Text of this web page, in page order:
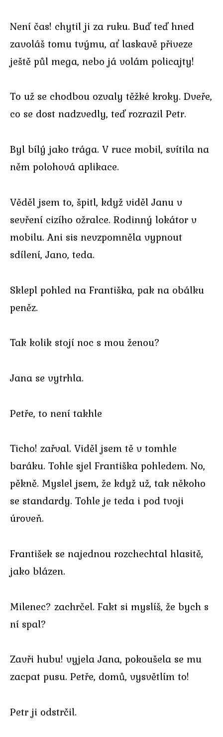
Není čas! chytil ji za ruku. Buď teď hned
zavoláš tomu tvýmu, ať laskavě přiveze
ještě půl mega, nebo já volám policajty!
To už se chodbou ozvaly těžké kroky. Dveře,
co se dost nadzvedly, teď rozrazil Petr.
Byl bílý jako trága. V ruce mobil, svítila na
něm polohová aplikace.
Věděl jsem to, špitl, když viděl Janu v
sevření cizího ožralce. Rodinný lokátor v
mobilu. Ani sis nevzpomněla vypnout
sdílení, Jano, teda.
Sklepl pohled na Františka, pak na obálku
peněz.
Tak kolik stojí noc s mou ženou?
Jana se vytrhla.
Petře, to není takhle
Ticho! zařval. Viděl jsem tě v tomhle
baráku. Tohle sjel Františka pohledem. No,
pěkně. Myslel jsem, že když už, tak někoho
se standardy. Tohle je teda i pod tvoji
úroveň.
František se najednou rozchechtal hlasitě,
jako blázen.
Milenec? zachrčel. Fakt si myslíš, že bych s
ní spal?
Zavři hubu! vyjela Jana, pokoušela se mu
zacpat pusu. Petře, domů, vysvětlím to!
Petr ji odstrčil.